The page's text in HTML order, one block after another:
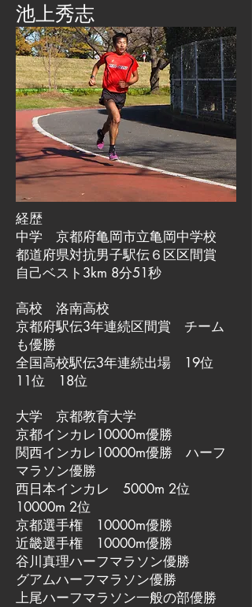
池上秀志
経歴
中学 京都府亀岡市立亀岡中学校
都道府県対抗男子駅伝６区区間賞
自己ベスト3km 8分51秒
高校 洛南高校
京都府駅伝3年連続区間賞 チーム
も優勝
全国高校駅伝3年連続出場 19位
11位 18位
大学 京都教育大学
京都インカレ10000m優勝
関西インカレ10000m優勝 ハーフ
マラソン優勝
西日本インカレ 5000m 2位
10000m 2位
京都選手権 10000m優勝
近畿選手権 10000m優勝
谷川真理ハーフマラソン優勝
グアムハーフマラソン優勝
上尾ハーフマラソン一般の部優勝